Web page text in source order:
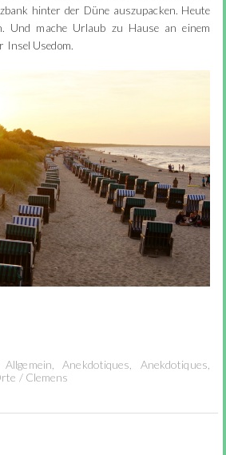
hinter der Düne auszupacken. Heute
Und mache Urlaub zu Hause an einem
Insel Usedom.
Allgemein ,Anekdotiques Anekdotiques
/ Clemens